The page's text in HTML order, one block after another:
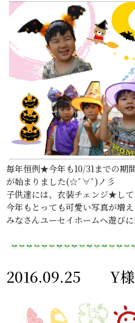
毎年恒例★今年も10/31までの期
が始まりました(☆ﾟ∀ﾟ)ノ彡
子供達には、衣装チェンジ★し
今年もとっても可愛い写真が増
みなさんユーセイホームへ遊び
2016.09.25 Y様